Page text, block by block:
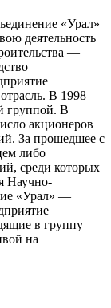
«Урал»
деятельность
—
В 1998
группой. В
акционеров
За прошедшее с
либо
среди которых
Научно-
«Урал» —
в группу
на